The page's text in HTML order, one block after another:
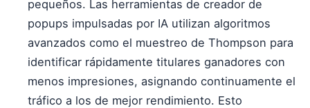
pequeños. Las herramientas de creador de
popups impulsadas por IA utilizan algoritmos
avanzados como el muestreo de Thompson para
identificar rápidamente titulares ganadores con
menos impresiones, asignando continuamente el
tráfico a los de mejor rendimiento. Esto